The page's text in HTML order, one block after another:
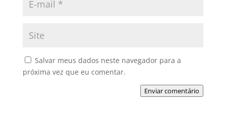
Salvar meus dados neste navegador para a
próxima vez que eu comentar.
Enviar comentário